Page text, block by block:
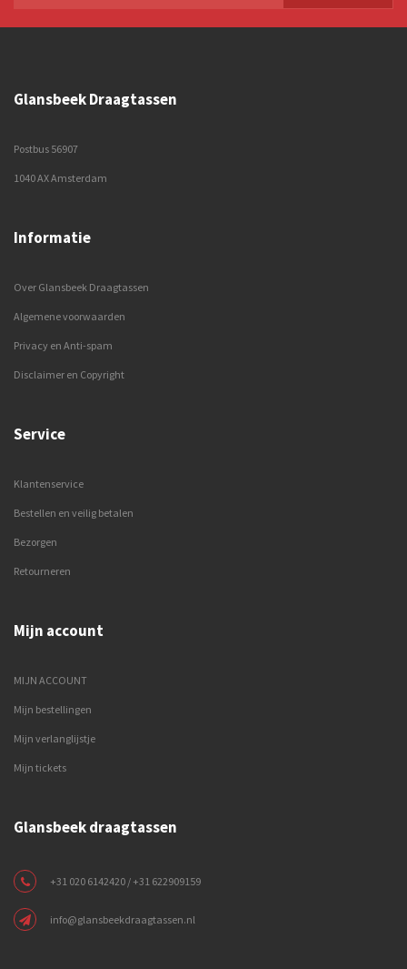
Glansbeek Draagtassen
Postbus 56907
1040 AX Amsterdam
Informatie
Over Glansbeek Draagtassen
Algemene voorwaarden
Privacy en Anti-spam
Disclaimer en Copyright
Service
Klantenservice
Bestellen en veilig betalen
Bezorgen
Retourneren
Mijn account
MIJN ACCOUNT
Mijn bestellingen
Mijn verlanglijstje
Mijn tickets
Glansbeek draagtassen
+31 020 6142420 / +31 622909159
info@glansbeekdraagtassen.nl